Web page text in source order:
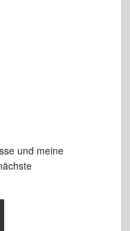
und meine